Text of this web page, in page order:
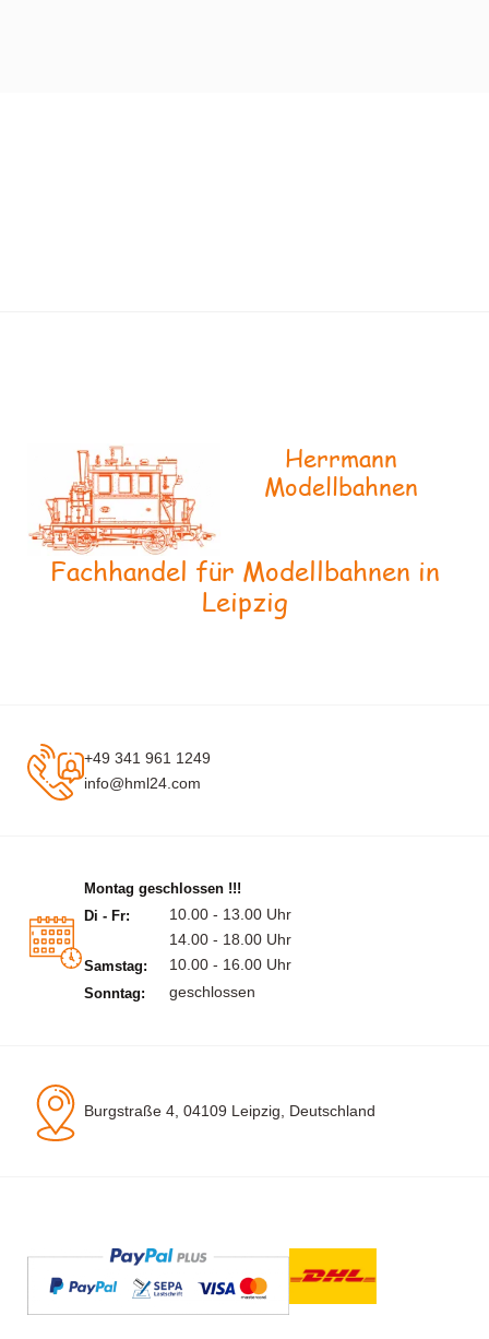
Herrmann
Modellbahnen
Fachhandel für Modellbahnen in
Leipzig
+49 341 961 1249
info@hml24.com
Montag geschlossen !!!
Di - Fr:
10.00 - 13.00 Uhr
14.00 - 18.00 Uhr
Samstag: 10.00 - 16.00 Uhr
Sonntag: geschlossen
Burgstraße 4, 04109 Leipzig, Deutschland